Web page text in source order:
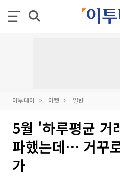
이투데이 마켓 일반
5월 '하루평균 거
파했는데… 거꾸
가